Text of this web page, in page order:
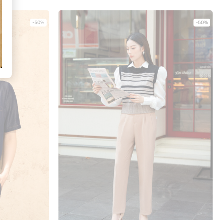
-50% -50%